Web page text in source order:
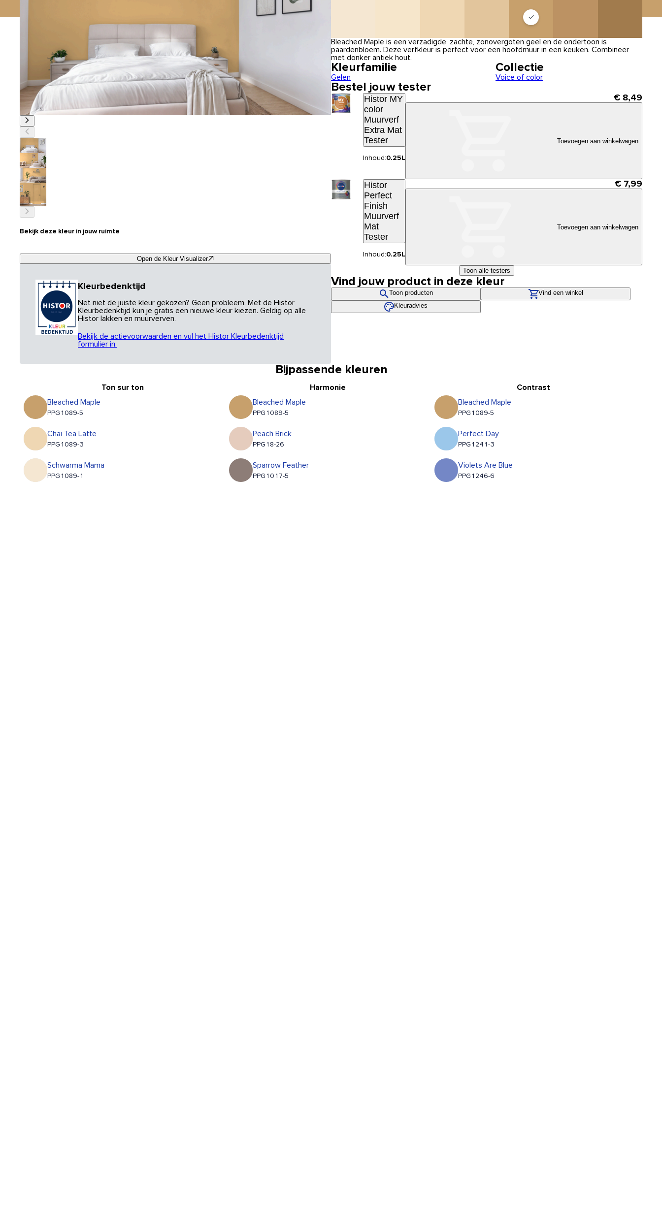
Bekijk deze kleur in jouw ruimte
Open de Kleur Visualizer
Kleurbedenktijd
Net niet de juiste kleur gekozen? Geen probleem. Met de Histor
Kleurbedenktijd kun je gratis een nieuwe kleur kiezen. Geldig op alle
Histor lakken en muurverven.
Bekijk de actievoorwaarden en vul het Histor Kleurbedenktijd
formulier in.
Bleached Maple is een verzadigde, zachte, zonovergoten geel en de ondertoon is
paardenbloem. Deze verfkleur is perfect voor een hoofdmuur in een keuken. Combineer
met donker antiek hout.
Kleurfamilie
Gelen
Collectie
Voice of color
Bestel jouw tester
Histor MY
color
Muurverf
Extra Mat
Tester
Inhoud:0.25L
€ 8,49
Toevoegen aan winkelwagen
Histor
Perfect
Finish
Muurverf
Mat
Tester
Inhoud:0.25L
€ 7,99
Toevoegen aan winkelwagen
Toon alle testers
Vind jouw product in deze kleur
Toon producten
Vind een winkel
Kleuradvies
Bijpassende kleuren
Ton sur ton
Bleached Maple
PPG1089-5
Chai Tea Latte
PPG1089-3
Schwarma Mama
PPG1089-1
Harmonie
Bleached Maple
PPG1089-5
Peach Brick
PPG18-26
Sparrow Feather
PPG1017-5
Contrast
Bleached Maple
PPG1089-5
Perfect Day
PPG1241-3
Violets Are Blue
PPG1246-6